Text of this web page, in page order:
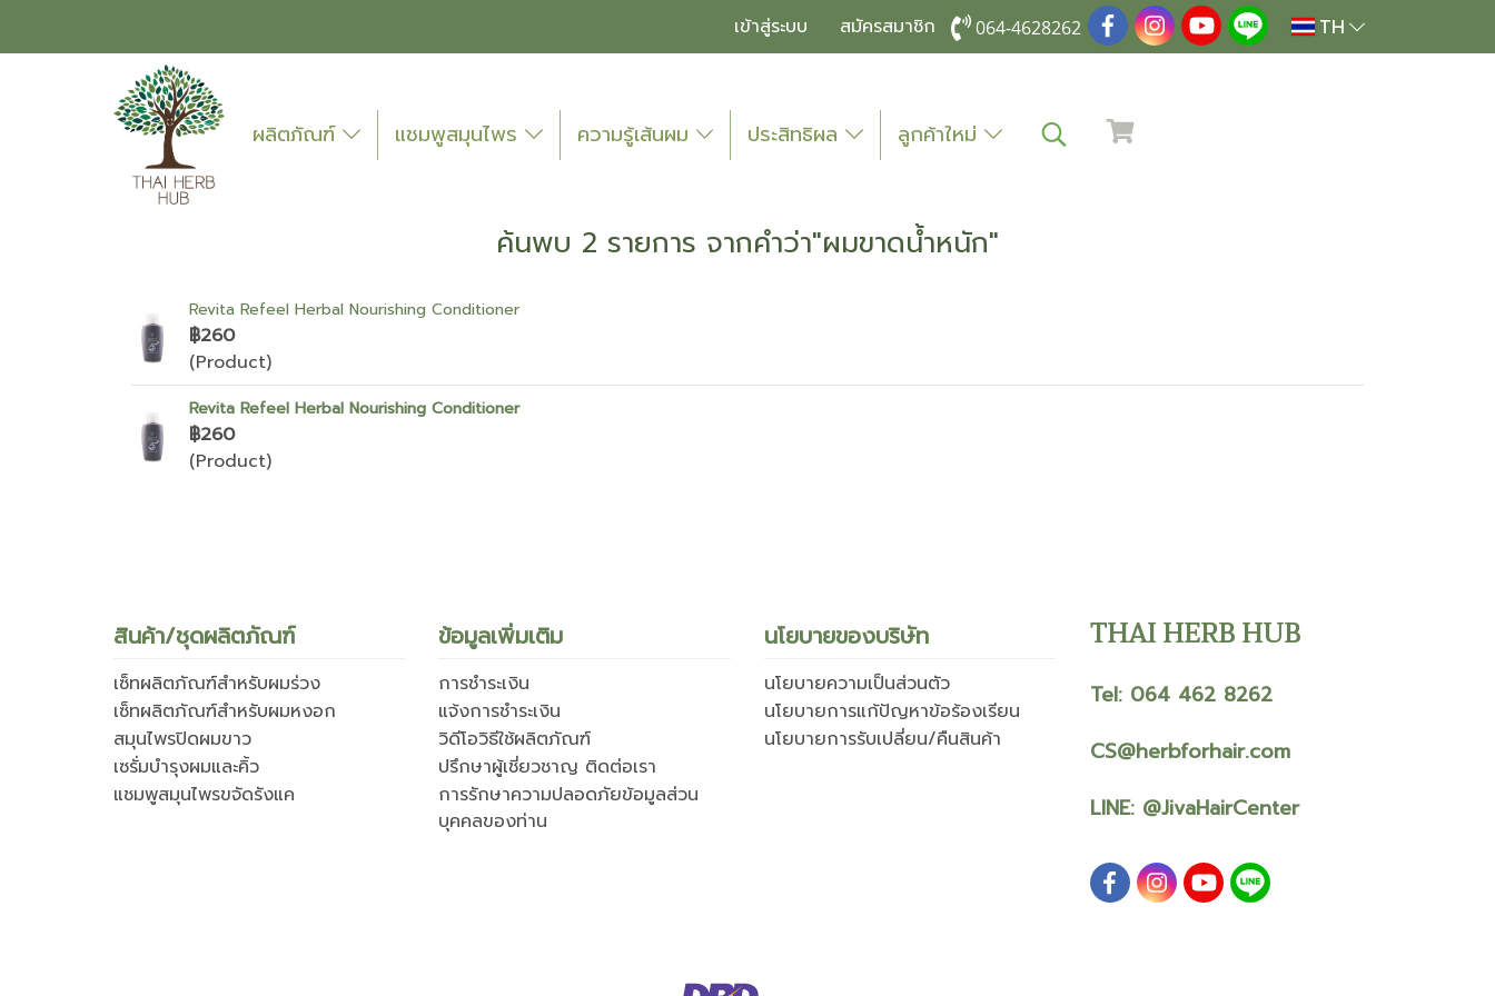
เข้าสู่ระบบ สมัครสมาชิก 064-4628262 TH
ผลิตภัณฑ์ แชมพูสมุนไพร ความรู้เส้นผม ประสิทธิผล ลูกค้าใหม่
ค้นพบ 2 รายการ จากคำว่า"ผมขาดน้ำหนัก"
Revita Refeel Herbal Nourishing Conditioner
฿260
(Product)
Revita Refeel Herbal Nourishing Conditioner
฿260
(Product)
สินค้า/ชุดผลิตภัณฑ์
เซ็ทผลิตภัณฑ์สำหรับผมร่วง
เซ็ทผลิตภัณฑ์สำหรับผมหงอก
สมุนไพรปิดผมขาว
เซรั่มบำรุงผมและคิ้ว
แชมพูสมุนไพรขจัดรังแค
ข้อมูลเพิ่มเติม
การชำระเงิน
แจ้งการชำระเงิน
วิดีโอวิธีใช้ผลิตภัณฑ์
ปรึกษาผู้เชี่ยวชาญ ติดต่อเรา
การรักษาความปลอดภัยข้อมูลส่วน
บุคคลของท่าน
นโยบายของบริษัท
นโยบายความเป็นส่วนตัว
นโยบายการแก้ปัญหาข้อร้องเรียน
นโยบายการรับเปลี่ยน/คืนสินค้า
THAI HERB HUB
Tel: 064 462 8262
CS@herbforhair.com
LINE:@JivaHairCenter